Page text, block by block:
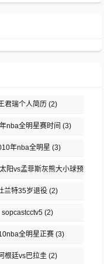
君瑞个人简历(2)
nba全明星赛时间 (3)
年nba全明星 (3)
阳vs孟菲斯灰熊大小球预
测(2)
兰特35岁退役(2)
sopcastcctv5(2)
全明星正赛 (3)
根廷vs巴拉圭 (2)